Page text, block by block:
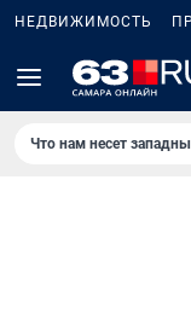
НЕДВИЖИМОСТЬ
Что нам несет